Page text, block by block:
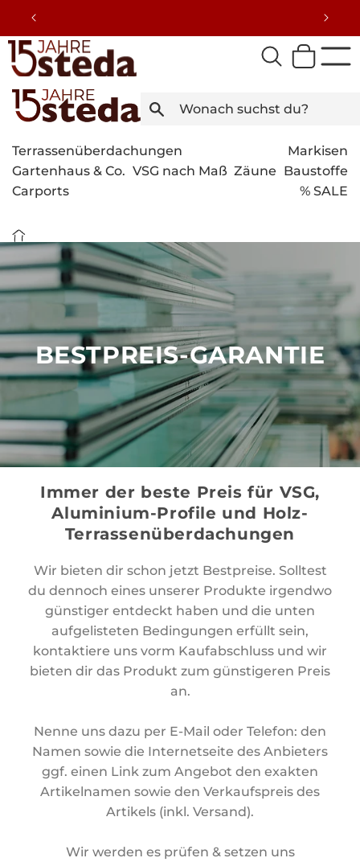
zum
Terrassenüberdachungen
Markisen
Gartenhaus & Co. VSG nach Maß Zäune Baustoffe
Carports
% SALE
BESTPREIS-GARANTIE
Immer der beste Preis für VSG,
Aluminium-Profile und Holz-
Terrassenüberdachungen
Wir bieten dir schon jetzt Bestpreise. Solltest
du dennoch eines unserer Produkte irgendwo
günstiger entdeckt haben und die unten
aufgelisteten Bedingungen erfüllt sein,
kontaktiere uns vorm Kaufabschluss und wir
bieten dir das Produkt zum günstigeren Preis
an.
Nenne uns dazu per E-Mail oder Telefon: den
Namen sowie die Internetseite des Anbieters
ggf. einen Link zum Angebot den exakten
Artikelnamen sowie den Verkaufspreis des
Artikels (inkl. Versand).
Wir werden es prüfen & setzen uns